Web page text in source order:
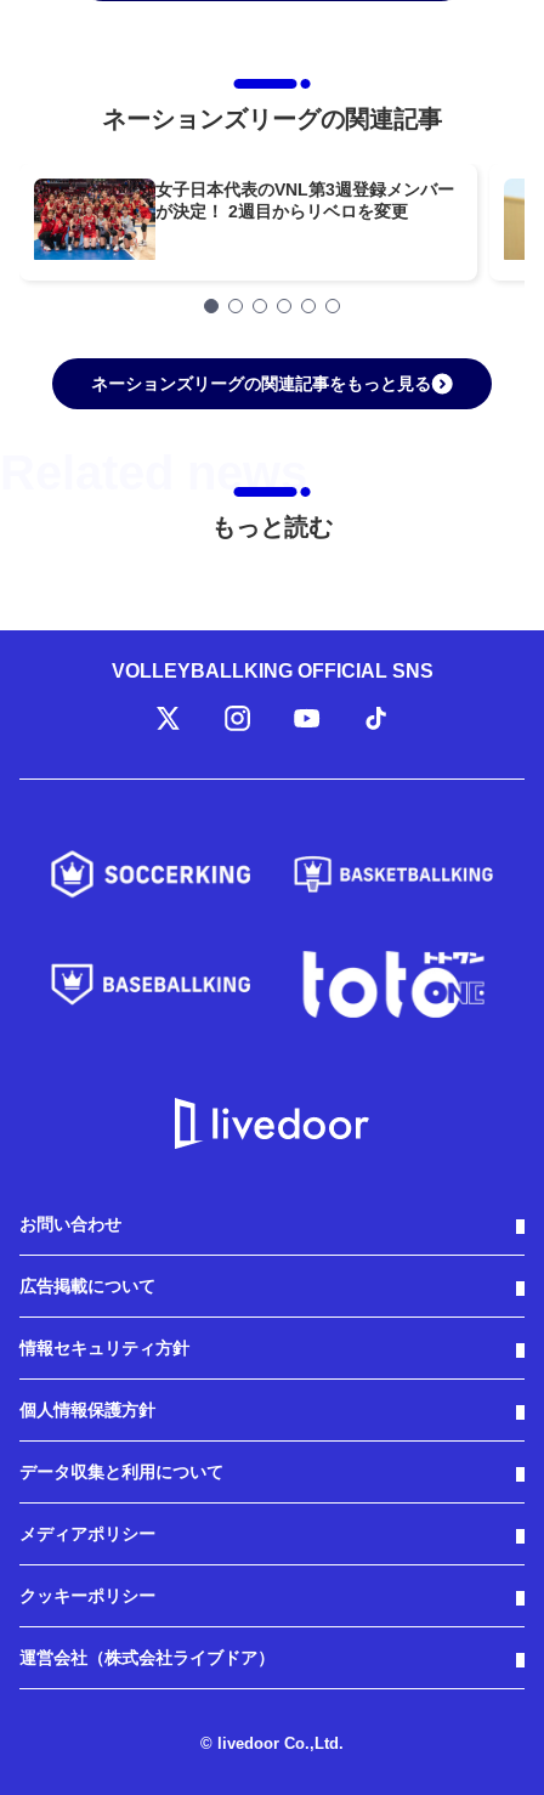
ネーションズリーグの関連記事
女子日本代表のVNL第3週登録メンバー
が決定！ 2週目からリベロを変更
ネーションズリーグの関連記事をもっと見る
もっと読む
VOLLEYBALLKING OFFICIAL SNS
お問い合わせ
広告掲載について
情報セキュリティ方針
個人情報保護方針
データ収集と利用について
メディアポリシー
クッキーポリシー
運営会社（株式会社ライブドア）
© livedoor Co.,Ltd.